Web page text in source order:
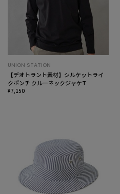
UNION STATION
【デオトラント素材】シルケットライ
クポンチ クルーネックジャケT
¥7,150